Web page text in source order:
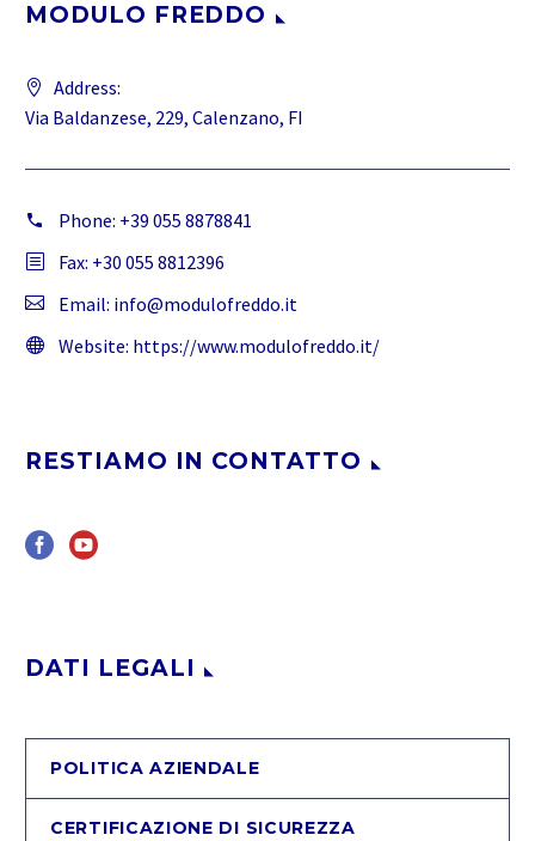
MODULO FREDDO
Address:
Via Baldanzese, 229, Calenzano, FI
Phone: +39 055 8878841
Fax: +30 055 8812396
Email: info@modulofreddo.it
Website: https://www.modulofreddo.it/
RESTIAMO IN CONTATTO
DATI LEGALI
POLITICA AZIENDALE
CERTIFICAZIONE DI SICUREZZA